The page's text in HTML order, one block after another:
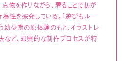
物を作りながら、着ることで紡が
性を探究している。「遊びもルー
幼少期の原体験のもと、イラストレ
など、即興的な制作プロセスが特